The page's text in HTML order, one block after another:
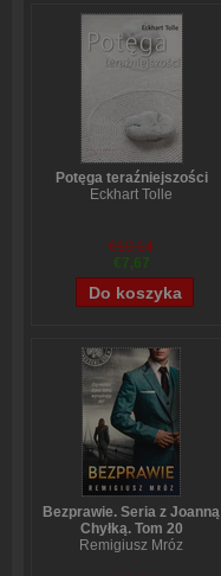
Potęga teraźniejszości
Eckhart Tolle
€10,14
€7,67
Bezprawie. Seria z Joanną
Chyłką. Tom 20
Remigiusz Mróz